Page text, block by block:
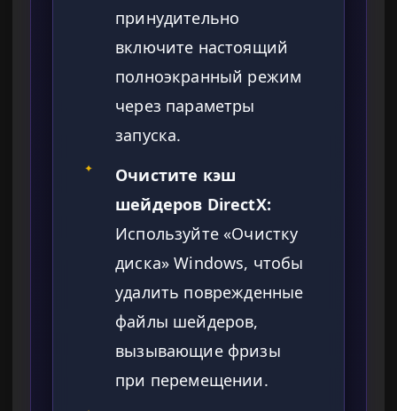
принудительно
включите настоящий
полноэкранный режим
через параметры
запуска.
✦
Очистите кэш
шейдеров DirectX:
Используйте «Очистку
диска» Windows, чтобы
удалить поврежденные
файлы шейдеров,
вызывающие фризы
при перемещении.